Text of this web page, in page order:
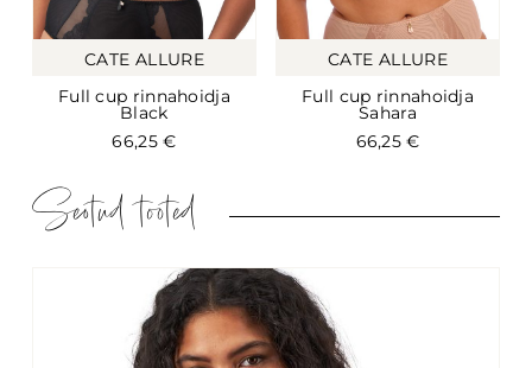
CATE ALLURE
Full cup rinnahoidja
Black
66,25€
CATE ALLURE
Full cup rinnahoidja
Sahara
66,25€
Seotud tooted